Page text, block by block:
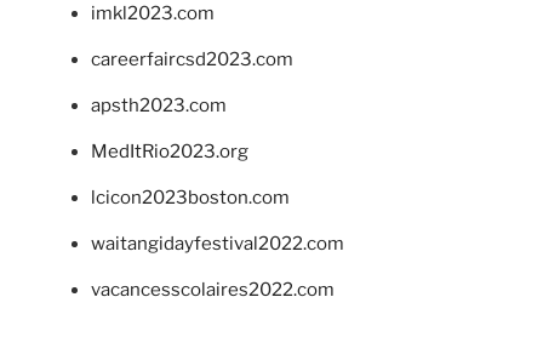
imkl2023.com
careerfaircsd2023.com
apsth2023.com
MedItRio2023.org
lcicon2023boston.com
waitangidayfestival2022.com
vacancesscolaires2022.com